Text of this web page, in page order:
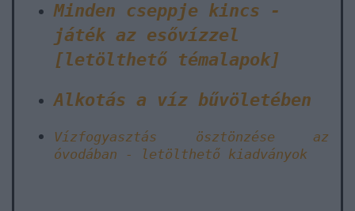
Minden cseppje kincs -
játék az esővízzel
[letölthető témalapok]
Alkotás a víz bűvöletében
Vízfogyasztás ösztönzése az
óvodában - letölthető kiadványok